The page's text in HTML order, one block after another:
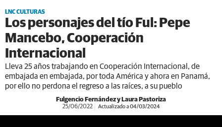
LNC CULTURAS
Los personajes del tío Ful: Pepe
Mancebo, Cooperación
Internacional
Lleva 25 años trabajando en Cooperación Internacional, de
embajada en embajada, por toda América y ahora en Panamá,
por ello no perdona el regreso a las raíces, a su pueblo
Fulgencio Fernández y Laura Pastoriza
25/06/2022 Actualizado a 04/03/2024